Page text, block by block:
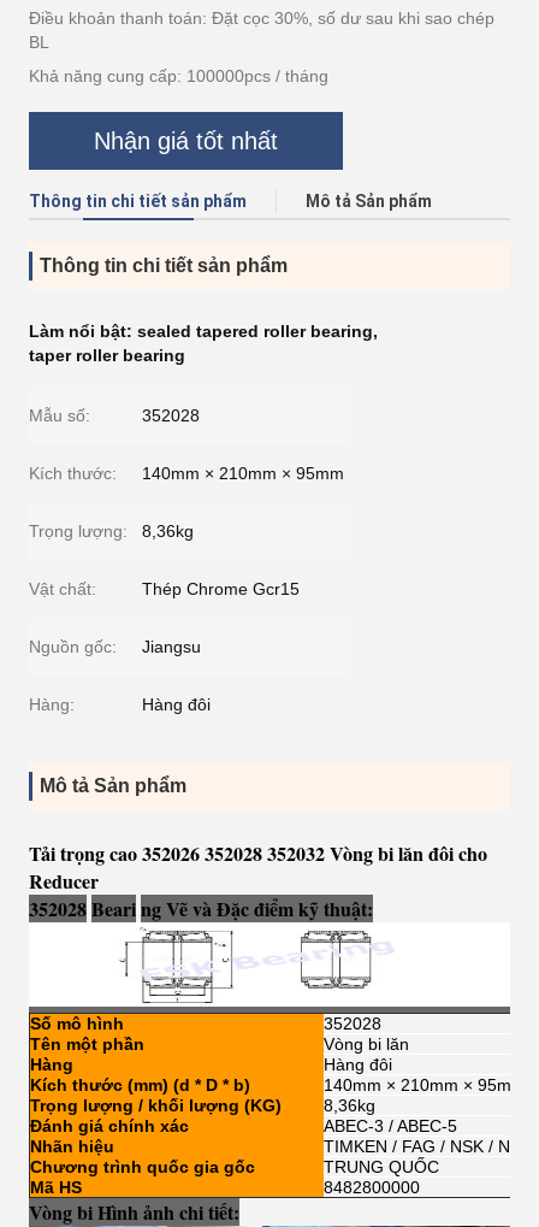
Điều khoản thanh toán: Đặt cọc 30%, số dư sau khi sao chép
BL
Khả năng cung cấp: 100000pcs / tháng
Nhận giá tốt nhất
Thông tin chi tiết sản phẩm Mô tả Sản phẩm
Thông tin chi tiết sản phẩm
Làm nổi bật: sealed tapered roller bearing,
taper roller bearing
Mẫu số: 352028
Kích thước: 140mm × 210mm × 95mm
Trọng lượng: 8,36kg
Vật chất: Thép Chrome Gcr15
Nguồn gốc: Jiangsu
Hàng: Hàng đôi
Mô tả Sản phẩm
Tải trọng cao 352026 352028 352032 Vòng bi lăn đôi cho
Reducer
352028Bearing Vẽ và Đặc điểm kỹ thuật:
Số mô hình
352028
Tên một phần
Vòng bi lăn
Hàng
Hàng đôi
Kích thước (mm) (d * D * b)
140mm × 210mm × 95mm
Trọng lượng / khối lượng (KG)
8,36kg
Đánh giá chính xác
ABEC-3 / ABEC-5
Nhãn hiệu
TIMKEN / FAG / NSK / NTN
Chương trình quốc gia gốc
TRUNG QUỐC
Mã HS
8482800000
Vòng bi Hình ảnh chi tiết: